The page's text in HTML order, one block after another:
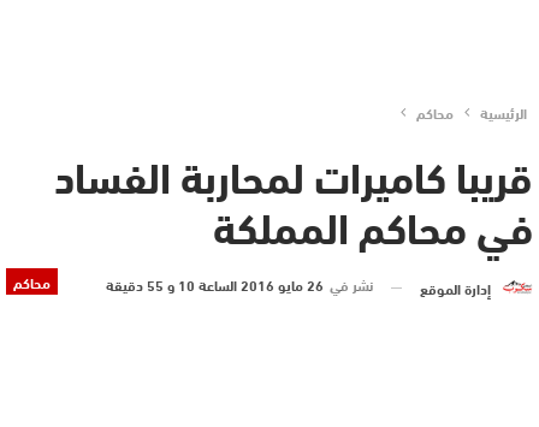
الرئيسية محاكم
قريبا كاميرات لمحاربة الفساد
في محاكم المملكة
محاكم إدارة الموقع نشر في 26 مايو 2016 الساعة 10 و 55 دقيقة